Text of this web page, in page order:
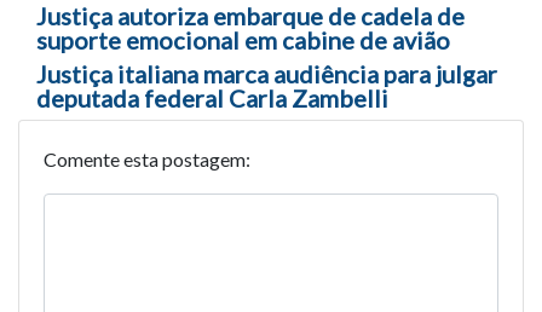
Navegação entre posts
Justiça autoriza embarque de cadela de
suporte emocional em cabine de avião
Justiça italiana marca audiência para julgar
deputada federal Carla Zambelli
Comente esta postagem: